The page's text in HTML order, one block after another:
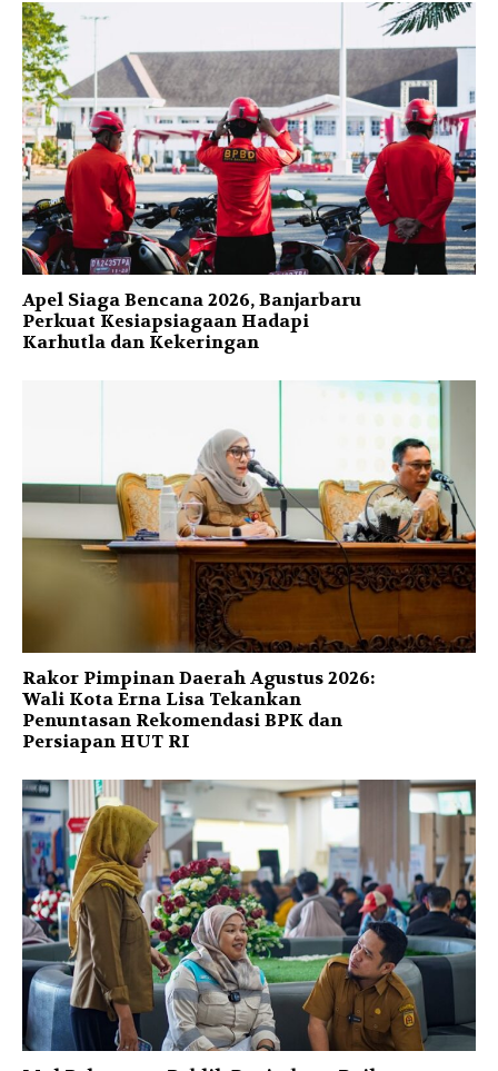
Apel Siaga Bencana 2026, Banjarbaru
Perkuat Kesiapsiagaan Hadapi
Karhutla dan Kekeringan
Rakor Pimpinan Daerah Agustus 2026:
Wali Kota Erna Lisa Tekankan
Penuntasan Rekomendasi BPK dan
Persiapan HUT RI